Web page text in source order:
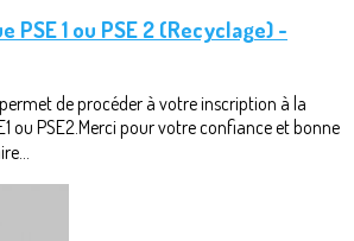
PSE 1 ou PSE 2 (Recyclage) -
de procéder à votre inscription à la
ou PSE2.Merci pour votre confiance et bonne